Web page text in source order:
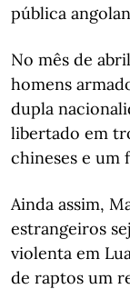
pública
No mês de
homens
dupla
libertado em
chineses e um
Ainda assim,
estrangeiros
violenta em
de raptos um